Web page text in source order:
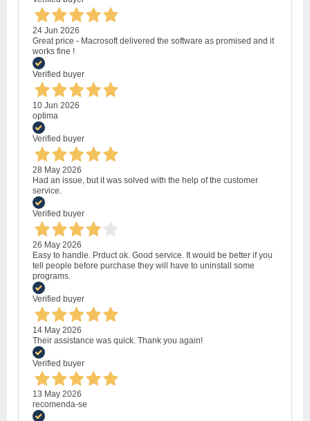
24 Jun 2026
Great price - Macrosoft delivered the software as promised and it
works fine !
Verified buyer
10 Jun 2026
optima
Verified buyer
28 May 2026
Had an issue, but it was solved with the help of the customer
service.
Verified buyer
26 May 2026
Easy to handle. Prduct ok. Good service. It would be better if you
tell people before purchase they will have to uninstall some
programs.
Verified buyer
14 May 2026
Their assistance was quick. Thank you again!
Verified buyer
13 May 2026
recomenda-se